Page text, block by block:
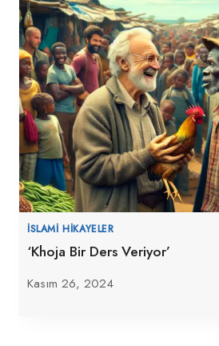
İSLAMI HIKAYELER
‘Khoja Bir Ders Veriyor’
Kasım 26, 2024